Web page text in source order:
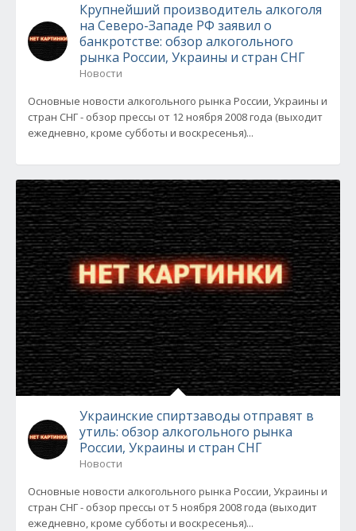
Крупнейший производитель алкоголя
на Северо-Западе РФ заявил о
банкротстве: обзор алкогольного
рынка России, Украины и стран СНГ
Новости
Основные новости алкогольного рынка России, Украины и
стран СНГ - обзор прессы от 12 ноября 2008 года (выходит
ежедневно, кроме субботы и воскресенья)...
Украинские спиртзаводы отправят в
утиль: обзор алкогольного рынка
России, Украины и стран СНГ
Новости
Основные новости алкогольного рынка России, Украины и
стран СНГ - обзор прессы от 5 ноября 2008 года (выходит
ежедневно, кроме субботы и воскресенья)...